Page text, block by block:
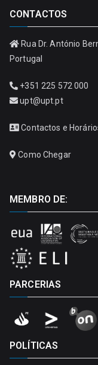
CONTACTOS
Rua Dr. António
Portugal
+351 225 572 000
upt@upt.pt
Contactos e
Como Chegar
MEMBRO DE:
PARCERIAS
POLÍTICAS